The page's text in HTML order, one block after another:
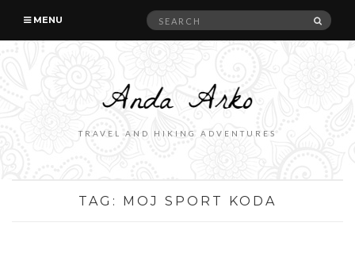
MENU
Search
TRAVEL AND HIKING ADVENTURES
TAG: MOJ SPORT KODA